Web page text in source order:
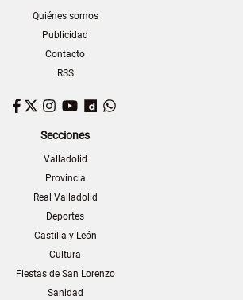
Quiénes somos
Publicidad
Contacto
RSS
Facebook
TwitterInstagram
YouTubeDailymotion
Secciones
Valladolid
Provincia
Real Valladolid
Deportes
Castilla y León
Cultura
Fiestas de San Lorenzo
Sanidad